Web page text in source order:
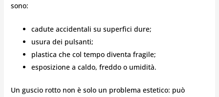
sono:
cadute accidentali su superfici dure;
usura dei pulsanti;
plastica che col tempo diventa fragile;
esposizione a caldo, freddo o umidità.
Un guscio rotto non è solo un problema estetico: può